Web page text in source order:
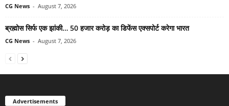
CG News - August 7, 2026
ब्रह्मोस सिर्फ एक झांकी… 50 हजार करोड़ का डिफेंस एक्सपोर्ट करेगा भारत
CG News - August 7, 2026
Advertisements